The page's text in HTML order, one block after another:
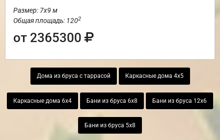
Размер: 7х9 м
Общая площадь: 1202
от 2365300
Дома из бруса с таррасой Каркасные дома 4х5
Каркасные дома 6х4 Бани из бруса 6х8 Бани из бруса 12х6
Бани из бруса 5х8